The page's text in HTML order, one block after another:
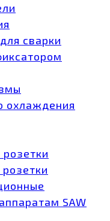
сварки
охлаждения
SAW